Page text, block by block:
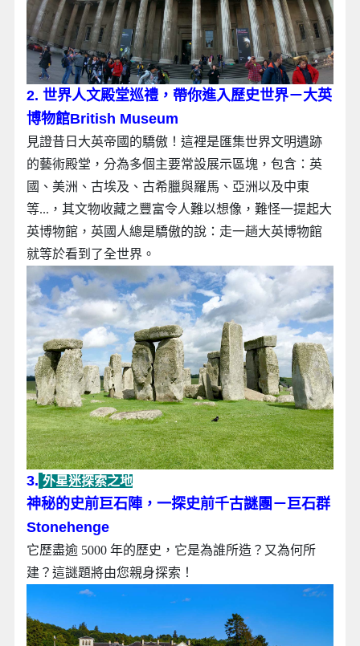
2. 世界人文殿堂巡禮，帶你進入歷史世界－大英
博物館British Museum
見證昔日大英帝國的驕傲！這裡是匯集世界文明遺跡
的藝術殿堂，分為多個主要常設展示區塊，包含：英
國、美洲、古埃及、古希臘與羅馬、亞洲以及中東
等...，其文物收藏之豐富令人難以想像，難怪一提起大
英博物館，英國人總是驕傲的說：走一趟大英博物館
就等於看到了全世界。
3. 外星迷探索之地
神秘的史前巨石陣，一探史前千古謎團‎－巨石群
Stonehenge
它歷盡逾 5000 年的歷史，它是為誰所造？又為何所
建？這謎題將由您親身探索！